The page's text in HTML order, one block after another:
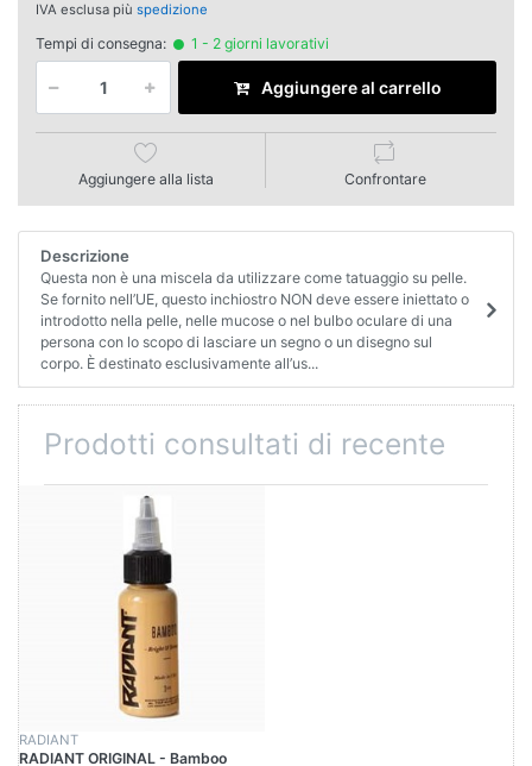
IVA esclusa più spedizione
Tempi di consegna: 1 - 2 giorni lavorativi
Aggiungere al carrello
Aggiungere alla lista Confrontare
Descrizione
Questa non è una miscela da utilizzare come tatuaggio su pelle.
Se fornito nell’UE, questo inchiostro NON deve essere iniettato o
introdotto nella pelle, nelle mucose o nel bulbo oculare di una
persona con lo scopo di lasciare un segno o un disegno sul
corpo. È destinato esclusivamente all’us...
Prodotti consultati di recente
RADIANT
RADIANT ORIGINAL - Bamboo